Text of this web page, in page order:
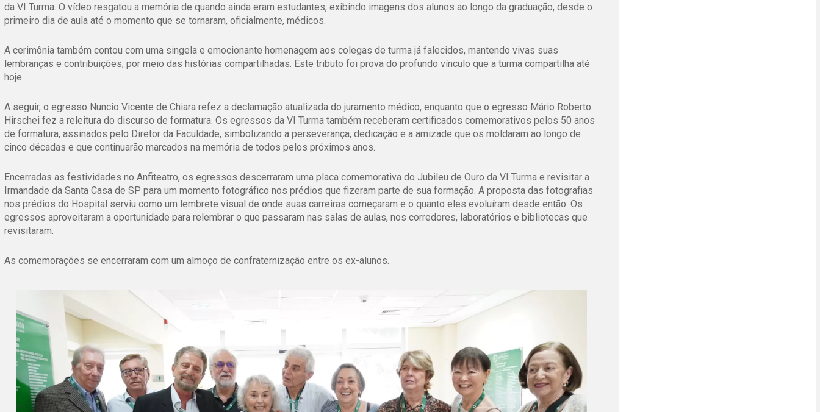
da VI Turma. O vídeo resgatou a memória de quando ainda eram estudantes, exibindo imagens dos alunos ao longo da graduação, desde o
primeiro dia de aula até o momento que se tornaram, oficialmente, médicos.
A cerimônia também contou com uma singela e emocionante homenagem aos colegas de turma já falecidos, mantendo vivas suas
lembranças e contribuições, por meio das histórias compartilhadas. Este tributo foi prova do profundo vínculo que a turma compartilha até
hoje.
A seguir, o egresso Nuncio Vicente de Chiara refez a declamação atualizada do juramento médico, enquanto que o egresso Mário Roberto
Hirschei fez a releitura do discurso de formatura. Os egressos da VI Turma também receberam certificados comemorativos pelos 50 anos
de formatura, assinados pelo Diretor da Faculdade, simbolizando a perseverança, dedicação e a amizade que os moldaram ao longo de
cinco décadas e que continuarão marcados na memória de todos pelos próximos anos.
Encerradas as festividades no Anfiteatro, os egressos descerraram uma placa comemorativa do Jubileu de Ouro da VI Turma e revisitar a
Irmandade da Santa Casa de SP para um momento fotográfico nos prédios que fizeram parte de sua formação. A proposta das fotografias
nos prédios do Hospital serviu como um lembrete visual de onde suas carreiras começaram e o quanto eles evoluíram desde então. Os
egressos aproveitaram a oportunidade para relembrar o que passaram nas salas de aulas, nos corredores, laboratórios e bibliotecas que
revisitaram.
As comemorações se encerraram com um almoço de confraternização entre os ex-alunos.